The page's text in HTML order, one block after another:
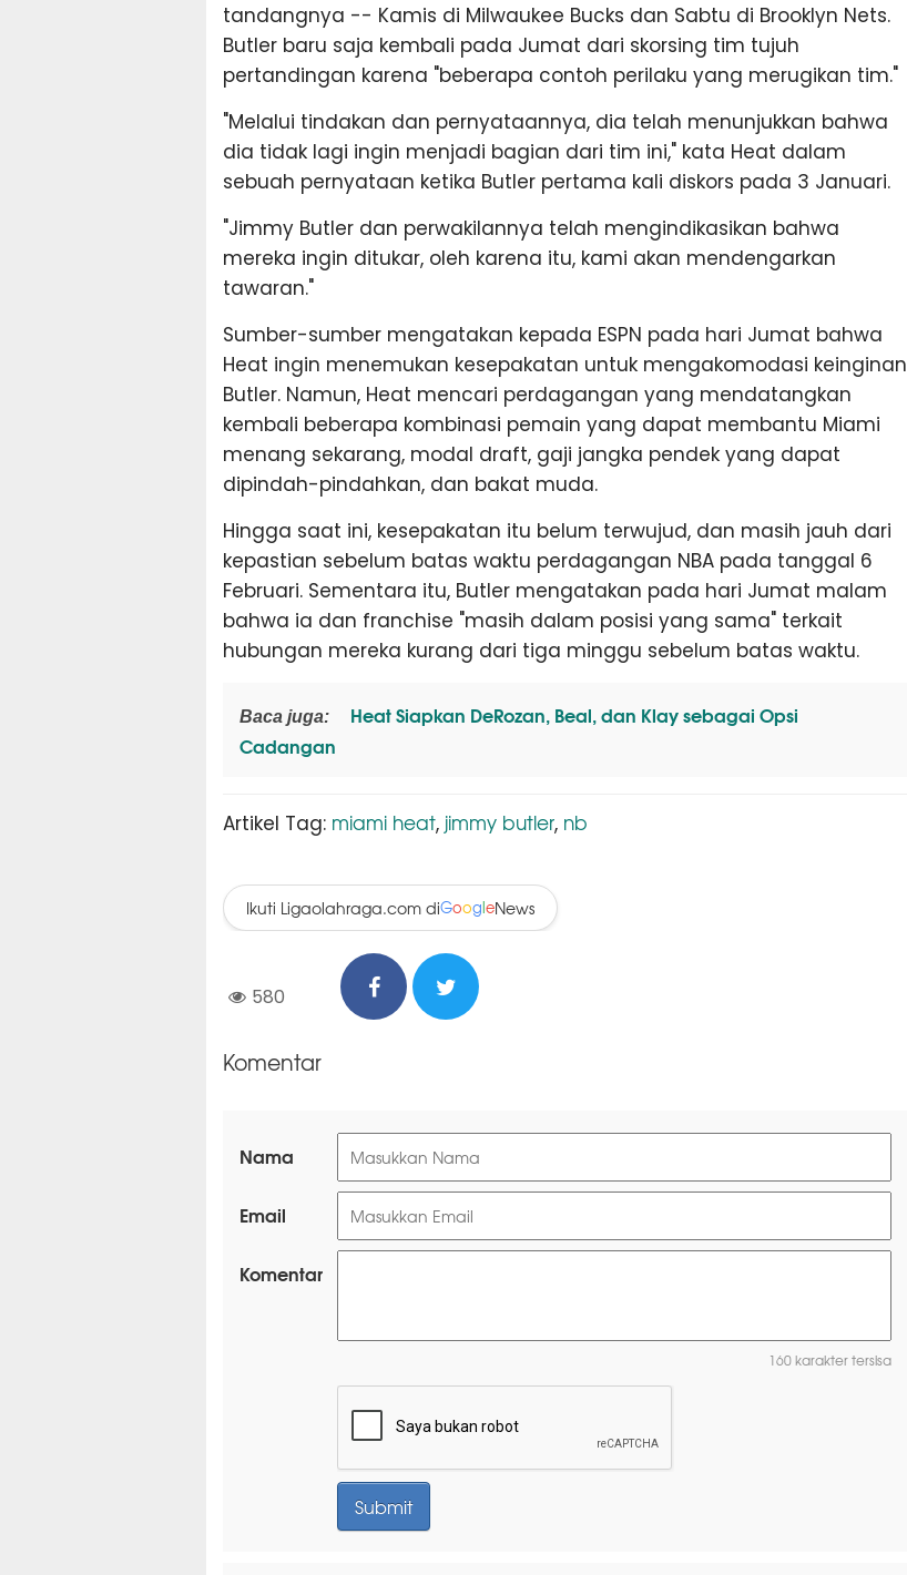
tandangnya -- Kamis di Milwaukee Bucks dan Sabtu di Brooklyn Nets.
Butler baru saja kembali pada Jumat dari skorsing tim tujuh
pertandingan karena "beberapa contoh perilaku yang merugikan tim."
"Melalui tindakan dan pernyataannya, dia telah menunjukkan bahwa
dia tidak lagi ingin menjadi bagian dari tim ini," kata Heat dalam
sebuah pernyataan ketika Butler pertama kali diskors pada 3 Januari.
"Jimmy Butler dan perwakilannya telah mengindikasikan bahwa
mereka ingin ditukar, oleh karena itu, kami akan mendengarkan
tawaran."
Sumber-sumber mengatakan kepada ESPN pada hari Jumat bahwa
Heat ingin menemukan kesepakatan untuk mengakomodasi keinginan
Butler. Namun, Heat mencari perdagangan yang mendatangkan
kembali beberapa kombinasi pemain yang dapat membantu Miami
menang sekarang, modal draft, gaji jangka pendek yang dapat
dipindah-pindahkan, dan bakat muda.
Hingga saat ini, kesepakatan itu belum terwujud, dan masih jauh dari
kepastian sebelum batas waktu perdagangan NBA pada tanggal 6
Februari. Sementara itu, Butler mengatakan pada hari Jumat malam
bahwa ia dan franchise "masih dalam posisi yang sama" terkait
hubungan mereka kurang dari tiga minggu sebelum batas waktu.
Baca juga:
Heat Siapkan DeRozan, Beal, dan Klay sebagai Opsi
Cadangan
Artikel Tag: miami heat, jimmy butler, nb
Ikuti Ligaolahraga.com diGoogleNews
580
Komentar
Nama
Email
Komentar
160 karakter tersisa